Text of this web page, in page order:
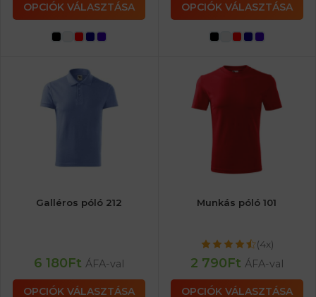
OPCIÓK VÁLASZTÁSA OPCIÓK VÁLASZTÁSA
Galléros póló 212
6 180Ft ÁFA-val
OPCIÓK VÁLASZTÁSA
Munkás póló 101
(4x)
2 790Ft ÁFA-val
OPCIÓK VÁLASZTÁSA